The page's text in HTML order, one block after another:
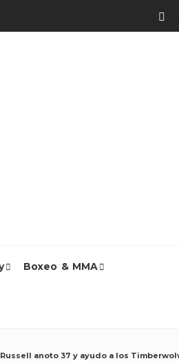
Boxeo & MMA
Russell anoto 37 y ayudo a los